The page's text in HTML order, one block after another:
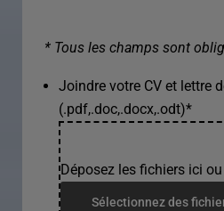
* Tous les champs sont
Joindre votre CV et lettre
(.pdf,.doc,.docx,.odt)*
Déposez les fichiers ici ou
Sélectionnez des